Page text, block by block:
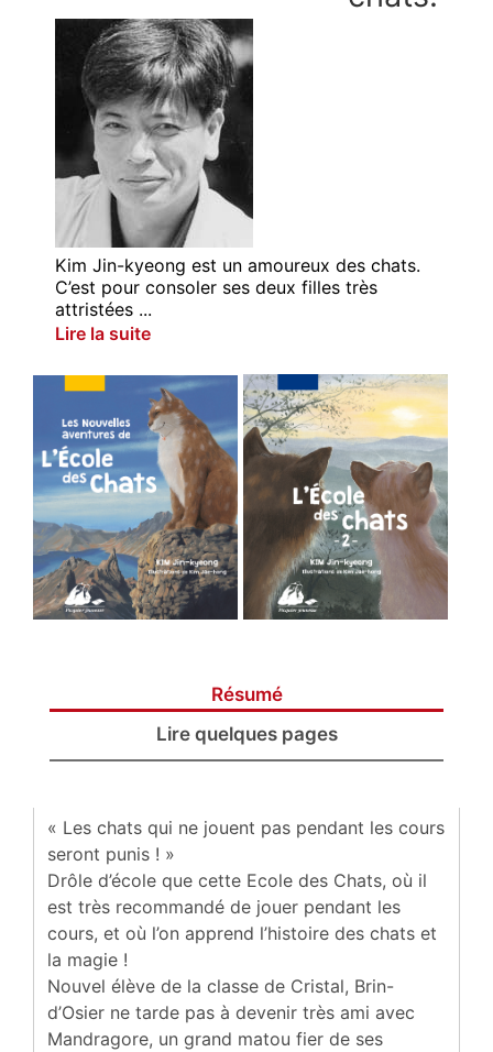
Kim Jin-kyeong est un amoureux des chats.
C’est pour consoler ses deux filles très
attristées ...
Lire la suite
Résumé
Lire quelques pages
« Les chats qui ne jouent pas pendant les cours
seront punis ! »
Drôle d’école que cette Ecole des Chats, où il
est très recommandé de jouer pendant les
cours, et où l’on apprend l’histoire des chats et
la magie !
Nouvel élève de la classe de Cristal, Brin-
d’Osier ne tarde pas à devenir très ami avec
Mandragore, un grand matou fier de ses